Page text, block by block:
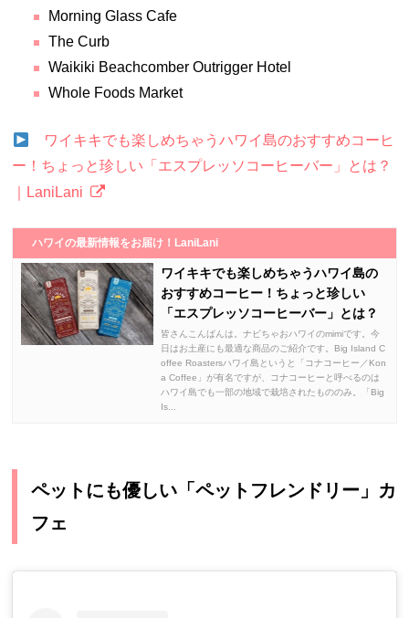
Morning Glass Cafe
The Curb
Waikiki Beachcomber Outrigger Hotel
Whole Foods Market
ワイキキでも楽しめちゃうハワイ島のおすすめコーヒ
ー！ちょっと珍しい「エスプレッソコーヒーバー」とは？
｜LaniLani
ハワイの最新情報をお届け！LaniLani
ワイキキでも楽しめちゃうハワイ島の
おすすめコーヒー！ちょっと珍しい
「エスプレッソコーヒーバー」とは？
皆さんこんばんは。ナビちゃおハワイのmimiです。今
日はお土産にも最適な商品のご紹介です。Big Island C
offee Roastersハワイ島というと「コナコーヒー／Kon
a Coffee」が有名ですが、コナコーヒーと呼べるのは
ハワイ島でも一部の地域で栽培されたもののみ。「Big
Is...
ペットにも優しい「ペットフレンドリー」カ
フェ